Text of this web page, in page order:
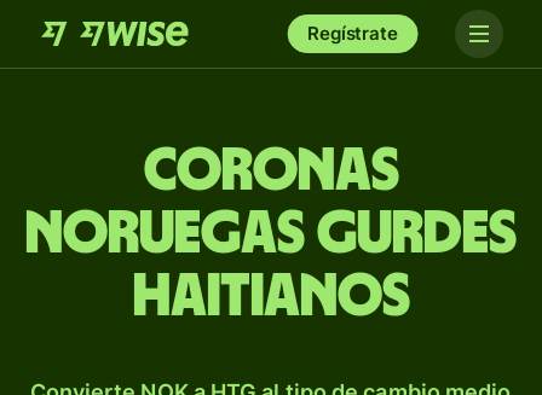
Regístrate
Coronas
noruegas gurdes
haitianos